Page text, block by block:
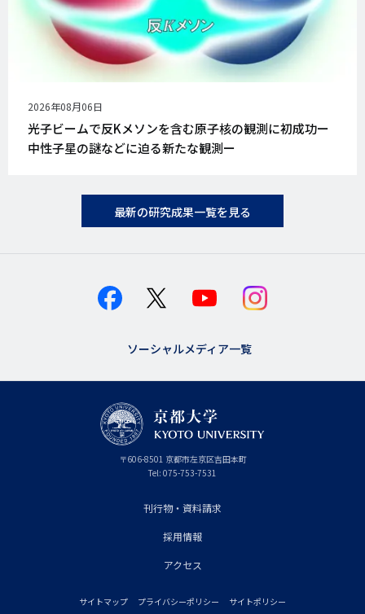
公
開
日
2026年08月06日
光子ビームで反Kメソンを含む原子核の観測に初成功ー
中性子星の謎などに迫る新たな観測ー
最新の研究成果一覧を見る
ソーシャルメディア一覧
〒606-8501 京
都
府
京都市左京区吉田本町
Tel: 075-753-7531
刊行物・資料請求
採用情報
アクセス
サイトマップ プライバシーポリシー サイトポリシー